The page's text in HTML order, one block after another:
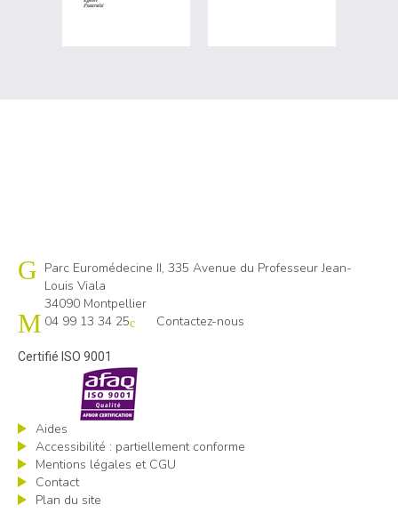
Cap emploi 34
Parc Euromédecine II, 335 Avenue du Professeur Jean-
Louis Viala
34090 Montpellier
04 99 13 34 25
Contactez-nous
Certifié ISO 9001
Aides
Accessibilité : partiellement conforme
Mentions légales et CGU
Contact
Plan du site